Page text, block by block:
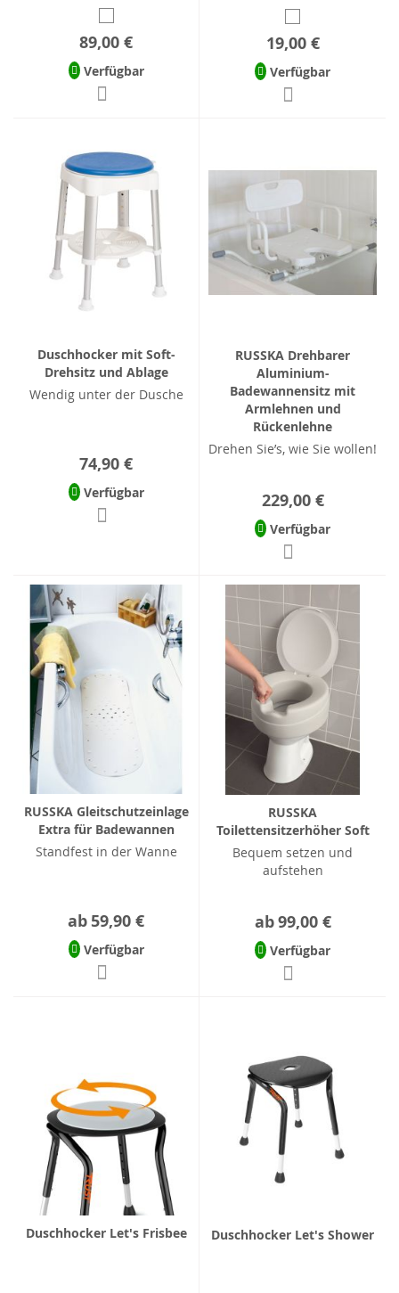
89,00 €
Verfügbar
19,00 €
Verfügbar
Duschhocker mit Soft-
Drehsitz und Ablage
Wendig unter der Dusche
74,90 €
Verfügbar
RUSSKA Drehbarer
Aluminium-
Badewannensitz mit
Armlehnen und
Rückenlehne
Drehen Sie’s, wie Sie wollen!
229,00 €
Verfügbar
RUSSKA Gleitschutzeinlage
Extra für Badewannen
Standfest in der Wanne
ab 59,90 €
Verfügbar
RUSSKA
Toilettensitzerhöher Soft
Bequem setzen und
aufstehen
ab99,00 €
Verfügbar
Duschhocker Let's Frisbee Duschhocker Let's Shower